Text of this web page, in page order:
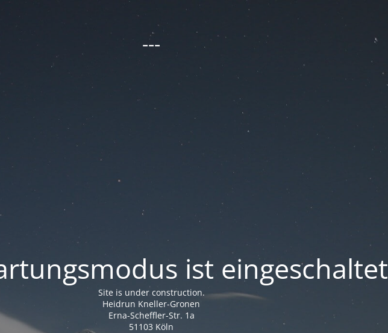
---
ist eingeschaltet
Site is under construction.
Heidrun Kneller-Gronen
Erna-Scheffler-Str. 1a
51103 Köln